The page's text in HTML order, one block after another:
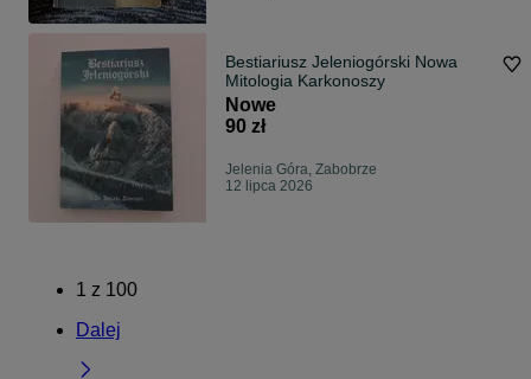
Bestiariusz Jeleniogórski Nowa
Mitologia Karkonoszy
Nowe
90 zł
Jelenia Góra, Zabobrze
12 lipca 2026
1 z 100
Dalej